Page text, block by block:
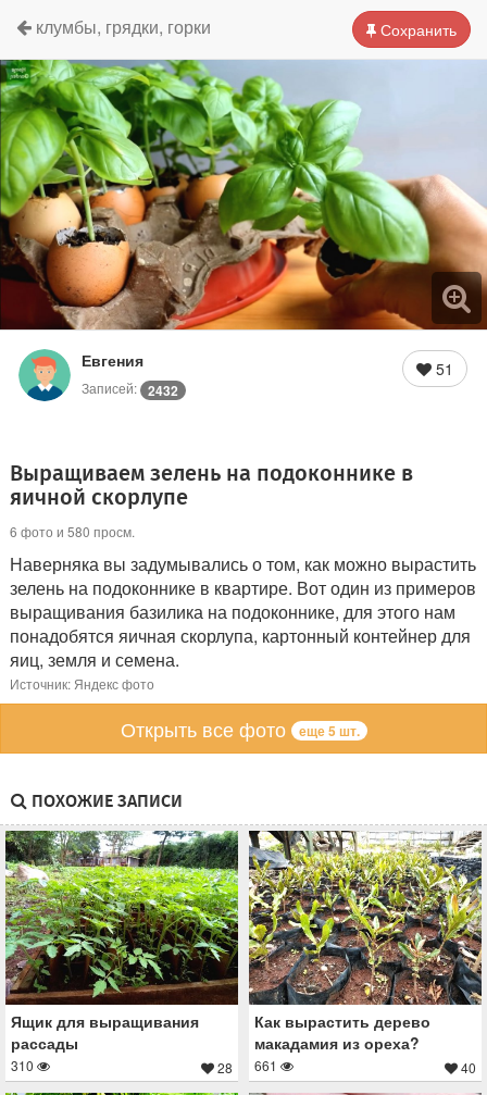
Сохранить
клумбы, грядки, горки
Евгения
Записей: 2432
51
Выращиваем зелень на подоконнике в
яичной скорлупе
6 фото и 580 просм.
Наверняка вы задумывались о том, как можно вырастить
зелень на подоконнике в квартире. Вот один из примеров
выращивания базилика на подоконнике, для этого нам
понадобятся яичная скорлупа, картонный контейнер для
яиц, земля и семена.
Источник: Яндекс фото
Открыть все фото еще 5 шт.
ПОХОЖИЕ ЗАПИСИ
Ящик для выращивания
рассады
310 28
Как вырастить дерево
макадамия из ореха?
661 40